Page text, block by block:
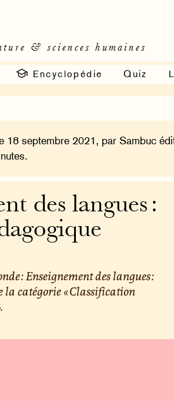
& sciences humaines
Encyclopédie Quiz
18 septembre 2021, par Sambuc
des langues :
: Enseignement des langues :
la catégorie « Classification